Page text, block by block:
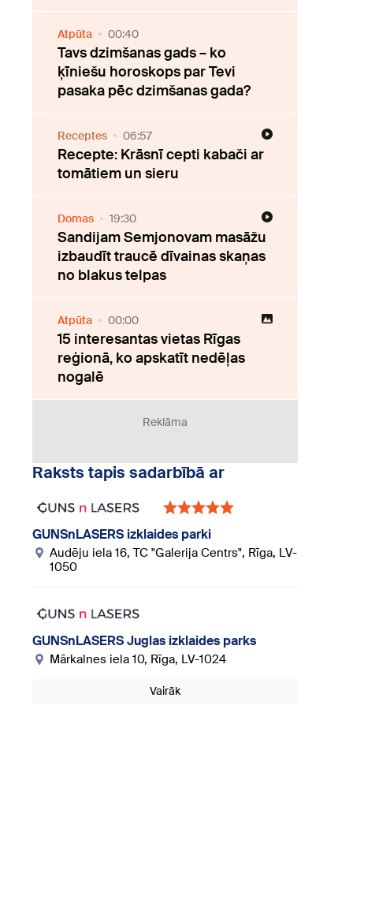
Atpūta 00:40
Tavs dzimšanas gads – ko
ķīniešu horoskops par Tevi
pasaka pēc dzimšanas gada?
Receptes 06:57
Recepte: Krāsnī cepti kabači ar
tomātiem un sieru
Domas 19:30
Sandijam Semjonovam masāžu
izbaudīt traucē dīvainas skaņas
no blakus telpas
Atpūta 00:00
15 interesantas vietas Rīgas
reģionā, ko apskatīt nedēļas
nogalē
Reklāma
Raksts tapis sadarbībā ar
GUNSnLASERS izklaides parki
Audēju iela 16, TC "Galerija Centrs", Rīga, LV-
1050
GUNSnLASERS Juglas izklaides parks
Mārkalnes iela 10, Rīga, LV-1024
Vairāk